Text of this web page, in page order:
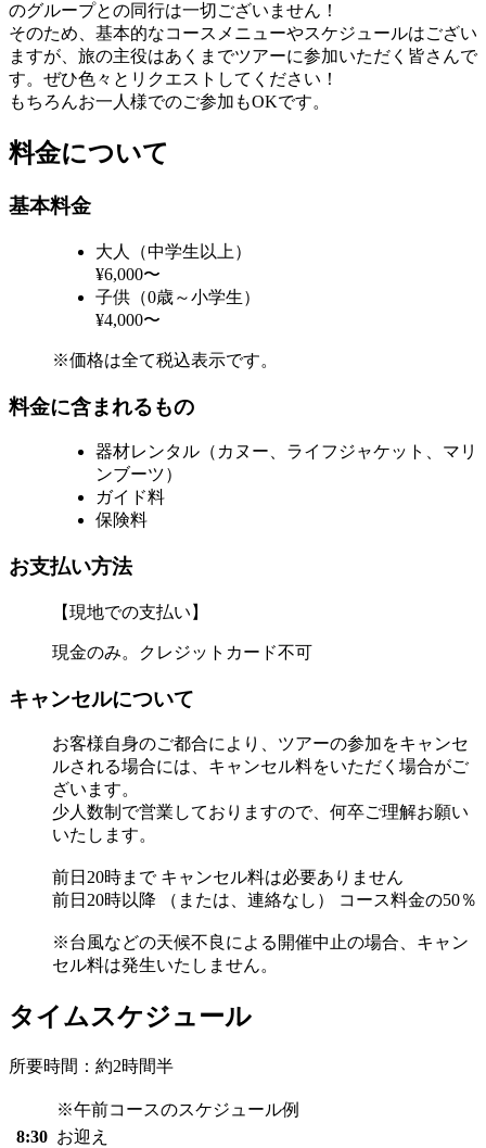
のグループとの同行は一切ございません！
そのため、基本的なコースメニューやスケジュールはござい
ますが、旅の主役はあくまでツアーに参加いただく皆さんで
す。ぜひ色々とリクエストしてください！
もちろんお一人様でのご参加もOKです。
料金について
基本料金
大人（中学生以上）
¥6,000〜
子供（0歳～小学生）
¥4,000〜
※価格は全て税込表示です。
料金に含まれるもの
器材レンタル（カヌー、ライフジャケット、マリ
ンブーツ）
ガイド料
保険料
お支払い方法
【現地での支払い】
現金のみ。クレジットカード不可
キャンセルについて
お客様自身のご都合により、ツアーの参加をキャンセ
ルされる場合には、キャンセル料をいただく場合がご
ざいます。
少人数制で営業しておりますので、何卒ご理解お願い
いたします。
前日20時まで キャンセル料は必要ありません
前日20時以降 （または、連絡なし） コース料金の50％
※台風などの天候不良による開催中止の場合、キャン
セル料は発生いたしません。
タイムスケジュール
所要時間：約2時間半
※午前コースのスケジュール例
8:30 お迎え